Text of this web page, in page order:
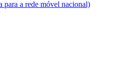
para a rede móvel nacional)